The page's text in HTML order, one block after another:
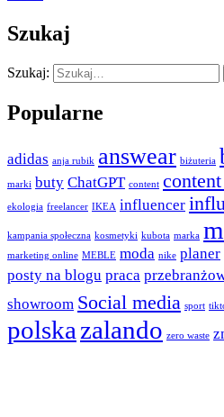
Szukaj
Szukaj:
Popularne
adidas anja rubik answear biżuteria
marki buty ChatGPT content
ekologia freelancer IKEA influencer
kampania społeczna kosmetyki kubota marka
marketing online MEBLE moda nike planer
posty na blogu praca
showroom Social media sport
polska zalando zero waste